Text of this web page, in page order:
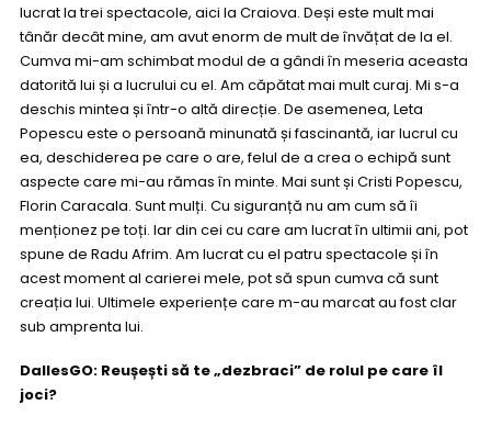
lucrat la trei spectacole, aici la Craiova. Deși este mult mai
tânăr decât mine, am avut enorm de mult de învățat de la el.
Cumva mi-am schimbat modul de a gândi în meseria aceasta
datorită lui și a lucrului cu el. Am căpătat mai mult curaj. Mi s-a
deschis mintea și într-o altă direcție. De asemenea, Leta
Popescu este o persoană minunată și fascinantă, iar lucrul cu
ea, deschiderea pe care o are, felul de a crea o echipă sunt
aspecte care mi-au rămas în minte. Mai sunt și Cristi Popescu,
Florin Caracala. Sunt mulți. Cu siguranță nu am cum să îi
menționez pe toți. Iar din cei cu care am lucrat în ultimii ani, pot
spune de Radu Afrim. Am lucrat cu el patru spectacole și în
acest moment al carierei mele, pot să spun cumva că sunt
creația lui. Ultimele experiențe care m-au marcat au fost clar
sub amprenta lui.
DallesGO: Reușești să te „dezbraci” de rolul pe care îl
joci?